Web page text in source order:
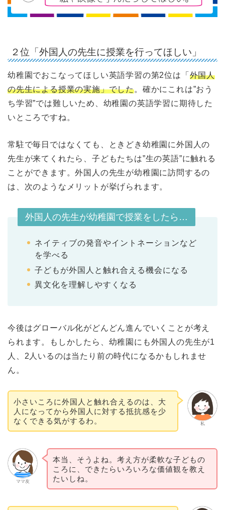
２位「外国人の先生に授業を行ってほしい」
幼稚園でおこなってほしい英語学習の第2位は「 外国人
の先生による授業の実施」でした。確かにこれは”おう
ち学習”では難しいため、幼稚園の英語学習に期待した
いところですね。
常駐で毎日ではなくても、ときどき幼稚園に外国人の
先生が来てくれたら、子どもたちは”生の英語”に触れる
ことができます。外国人の先生が幼稚園に訪問するの
は、次のようなメリットが挙げられます。
外国人の先生が幼稚園で授業をしたら…
ネイティブの発音やイントネーションなど
を学べる
子どもが外国人と触れ合える機会になる
異文化を理解しやすくなる
今後はグローバル化がどんどん進んでいくことが考え
られます。もしかしたら、幼稚園にも外国人の先生が1
人、2人いるのは当たり前の時代になるかもしれませ
ん。
私
小さいころに外国人と触れ合えるのは、大
人になってから外国人に対する抵抗感を少
なくできる気がするわ。
ママ友
本当、そうよね。考え方が柔軟な子どもの
ころに、できたらいろいろな価値観を教え
たいしね。